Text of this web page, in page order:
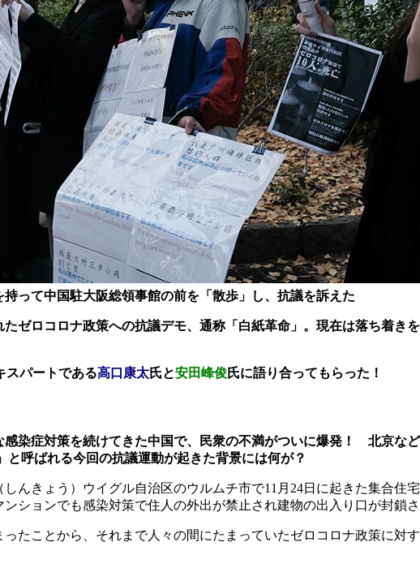
って中国駐大阪総領事館の前を「散歩」し、抗議を訴えた
ゼロコロナ政策への抗議デモ、通称「白紙革命」。現在は落ち着き
スパートである高口康太氏と安田峰俊氏に語り合ってもらった！
染症対策を続けてきた中国で、民衆の不満がついに爆発！ 北京な
呼ばれる今回の抗議運動が起きた背景には何が？
んきょう）ウイグル自治区のウルムチ市で11月24日に起きた集合住
ションでも感染対策で住人の外出が禁止され建物の出入り口が封鎖
たことから、それまで人々の間にたまっていたゼロコロナ政策に対